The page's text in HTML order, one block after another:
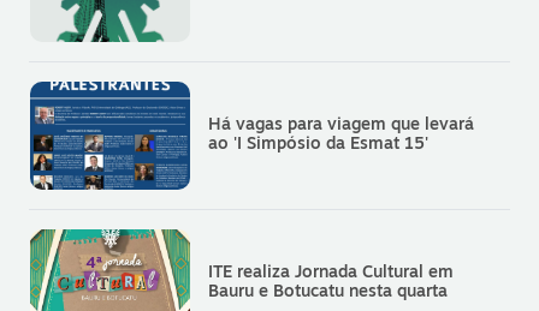
Há vagas para viagem que levará
ao 'I Simpósio da Esmat 15'
ITE realiza Jornada Cultural em
Bauru e Botucatu nesta quarta